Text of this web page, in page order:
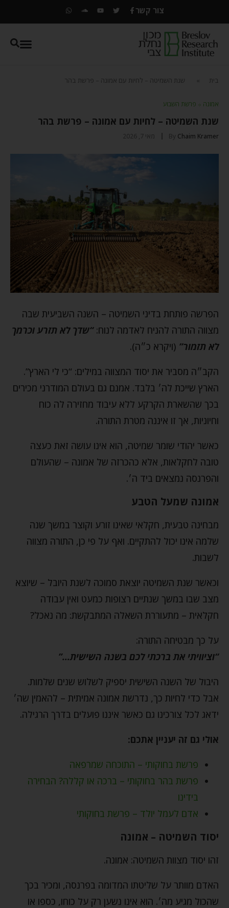
צור קשר
בית שנת השמיטה – לחיות עם אמונה – פרשת בהר
אמונה ⬦ פרשת השבוע
שנת השמיטה – לחיות עם אמונה – פרשת בהר
By Chaim Kramer מאי 7, 2026
הפרשה פותחת בדיני השמיטה – השנה השביעית שבה
מצווה התורה להניח לאדמה לנוח:“שדך לא תזרע וכרמך
לא תזמור” (ויקרא כ״ה).
הקב״ה מסביר את יסוד המצווה במילים: “כי לי הארץ”.
הארץ שייכת לה׳ בלבד. אמנם גם בעולם המודרני מכירים
בכך שהשארת הקרקע ללא עיבוד מחזירה לה כוח
וחיוניות, אך זו איננה מטרת התורה.
כאשר יהודי שומר שמיטה, הוא אינו עושה זאת כעצה
טובה לחקלאות, אלא כהכרזה של אמונה – שהעולם
והפרנסה נמצאים ביד ה׳.
אמונה שמעל הטבע
מבחינה טבעית, חקלאי שאינו זורע וקוצר במשך שנה
שלמה אינו יכול להתקיים. ואף על פי כן, התורה מצווה
לשבות.
וכאשר שנת השמיטה יוצאת סמוכה לשנת היובל – שיוצא
מצב שבו במשך שנתיים רצופות כמעט ואין עבודה
חקלאית – מתעוררת השאלה המתבקשת: מה נאכל?
על כך מבטיחה התורה:
“וציוויתי את ברכתי לכם בשנה השישית…”
היבול של השנה השישית יספיק לשלוש שנים שלמות.
אבל כדי לחיות כך, נדרשת אמונה אמיתית – להאמין שה׳
ידאג לכל צורכינו גם כאשר איננו פועלים בדרך הרגילה.
אולי גם זה יעניין אתכם:
פרשת בחוקותי – התוכחה שמרפאה
פרשת בהר בחוקותי – ברכה או קללה? הבחירה
בידינו
אדם לעמל יולד – פרשת בחוקותי
יסוד השמיטה – אמונה
זהו יסוד מצוות השמיטה: אמונה.
האדם מוותר על שליטתו המדומה בפרנסה, ומכיר בכך
שהכול מגיע מה׳. הוא אינו נשען רק על כוחו, כספו או